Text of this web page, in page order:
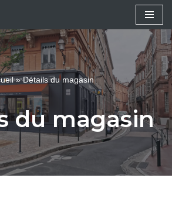
»Détails du magasin
du magasin